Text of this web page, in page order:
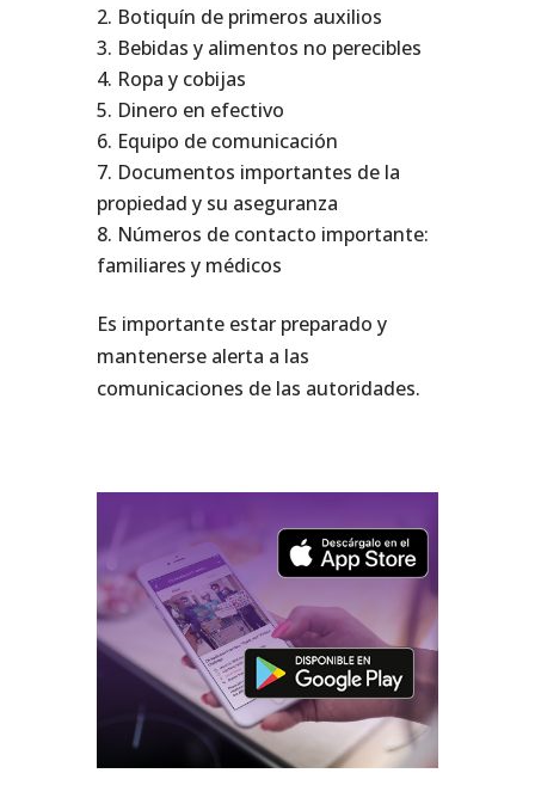
Botiquín de primeros auxilios
Bebidas y alimentos no perecibles
Ropa y cobijas
Dinero en efectivo
Equipo de comunicación
Documentos importantes de la
propiedad y su aseguranza
Números de contacto importante:
familiares y médicos
Es importante estar preparado y
mantenerse alerta a las
comunicaciones de las autoridades.